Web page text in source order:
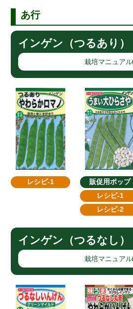
あ行
インゲン（つるあり）
栽培マニュアル
レシピ-1
販促用ポップ
レシピ-1
レシピ-2
インゲン（つるなし）
栽培マニュアル